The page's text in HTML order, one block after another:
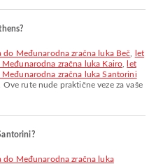
do Međunarodna zračna luka Beč
let
zračna luka Kairo
let
zračna luka Santorini
rute nude praktične veze za vaše